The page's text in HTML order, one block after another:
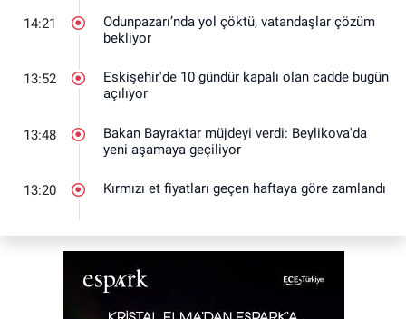
14:21
Odunpazarı’nda yol çöktü, vatandaşlar çözüm
bekliyor
13:52
Eskişehir'de 10 gündür kapalı olan cadde bugün
açılıyor
13:48
Bakan Bayraktar müjdeyi verdi: Beylikova'da
yeni aşamaya geçiliyor
13:20 Kırmızı et fiyatları geçen haftaya göre zamlandı